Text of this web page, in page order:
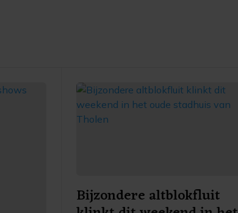
Bijzondere altblokfluit